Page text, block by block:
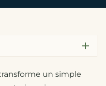
un simple